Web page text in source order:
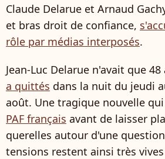
Claude Delarue et Arnaud
et bras droit de confiance,
rôle par médias interposés.
Jean-Luc Delarue n'avait que
a quittés dans la nuit du jeudi
août. Une tragique nouvelle qui
PAF français avant de laisser
querelles autour d'une
tensions restent ainsi très